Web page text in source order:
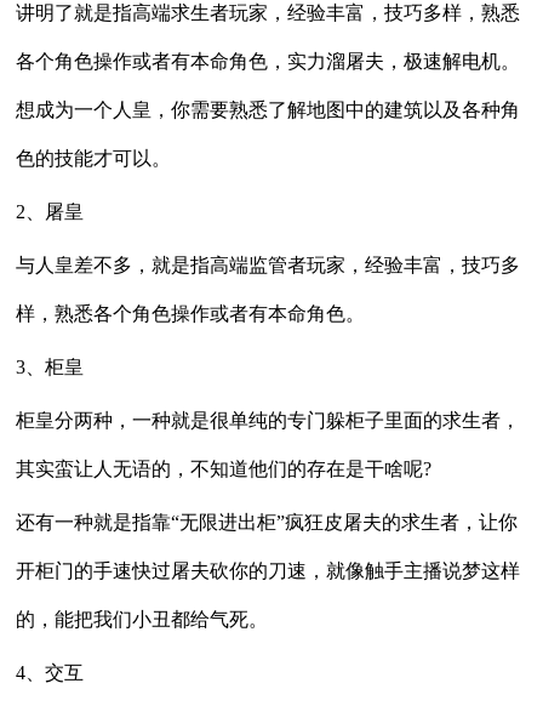
讲明了就是指高端求生者玩家，经验丰富，技巧多样，熟悉
各个角色操作或者有本命角色，实力溜屠夫，极速解电机。
想成为一个人皇，你需要熟悉了解地图中的建筑以及各种角
色的技能才可以。
2、屠皇
与人皇差不多，就是指高端监管者玩家，经验丰富，技巧多
样，熟悉各个角色操作或者有本命角色。
3、柜皇
柜皇分两种，一种就是很单纯的专门躲柜子里面的求生者，
其实蛮让人无语的，不知道他们的存在是干啥呢?
还有一种就是指靠“无限进出柜”疯狂皮屠夫的求生者，让你
开柜门的手速快过屠夫砍你的刀速，就像触手主播说梦这样
的，能把我们小丑都给气死。
4、交互